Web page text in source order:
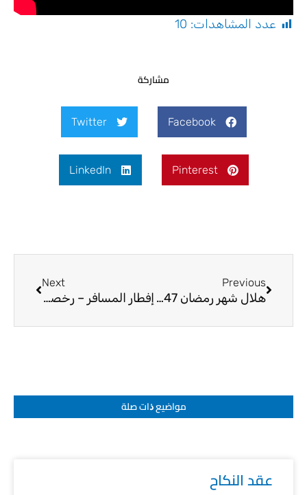
عدد المشاهدات: 10
مشاركة
Facebook
Twitter
Pinterest
LinkedIn
Previous
هلال شهر رمضان 1447 – المرجع الديني الشيخ صالح الطائي
Next
إفطار المسافر – رخصة أم عزيمة – المرجع الديني الشيخ صالح الطائي
مواضيع ﺫات صلة
عقد النكاح